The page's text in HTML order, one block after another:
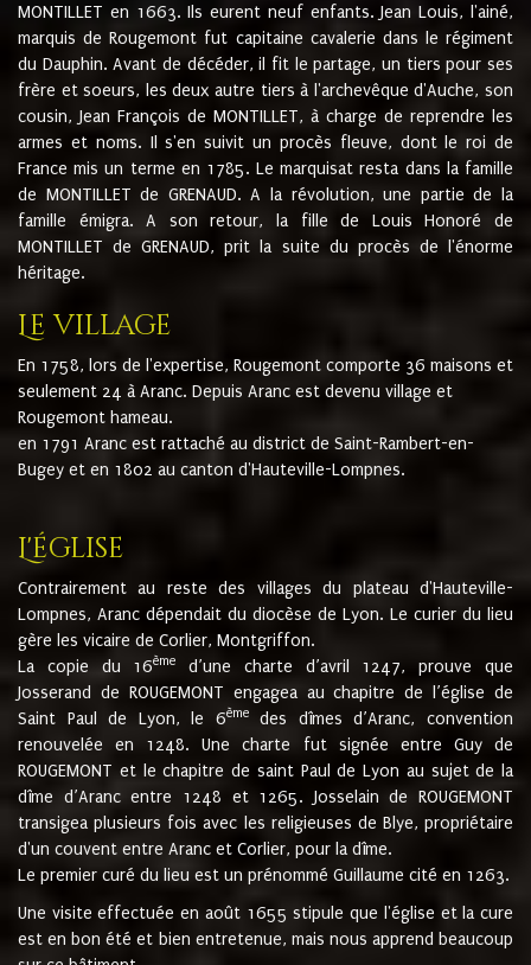
MONTILLET en 1663. Ils eurent neuf enfants. Jean Louis, l'ainé,
marquis de Rougemont fut capitaine cavalerie dans le régiment
du Dauphin. Avant de décéder, il fit le partage, un tiers pour ses
frère et soeurs, les deux autre tiers à l'archevêque d'Auche, son
cousin, Jean François de MONTILLET, à charge de reprendre les
armes et noms. Il s'en suivit un procès fleuve, dont le roi de
France mis un terme en 1785. Le marquisat resta dans la famille
de MONTILLET de GRENAUD. A la révolution, une partie de la
famille émigra. A son retour, la fille de Louis Honoré de
MONTILLET de GRENAUD, prit la suite du procès de l'énorme
héritage.
Le village
En 1758, lors de l'expertise, Rougemont comporte 36 maisons et
seulement 24 à Aranc. Depuis Aranc est devenu village et
Rougemont hameau.
en 1791 Aranc est rattaché au district de Saint-Rambert-en-
Bugey et en 1802 au canton d'Hauteville-Lompnes.
L'église
Contrairement au reste des villages du plateau d'Hauteville-
Lompnes, Aranc dépendait du diocèse de Lyon. Le curier du lieu
gère les vicaire de Corlier, Montgriffon.
La copie du 16ème
d’une charte d’avril 1247, prouve que
Josserand de ROUGEMONT engagea au chapitre de l’église de
Saint Paul de Lyon, le 6èmedes dîmes d’Aranc, convention
renouvelée en 1248. Une charte fut signée entre Guy de
ROUGEMONT et le chapitre de saint Paul de Lyon au sujet de la
dîme d’Aranc entre 1248 et 1265. Josselain de ROUGEMONT
transigea plusieurs fois avec les religieuses de Blye, propriétaire
d'un couvent entre Aranc et Corlier, pour la dîme.
Le premier curé du lieu est un prénommé Guillaume cité en 1263.
Une visite effectuée en août 1655 stipule que l'église et la cure
est en bon été et bien entretenue, mais nous apprend beaucoup